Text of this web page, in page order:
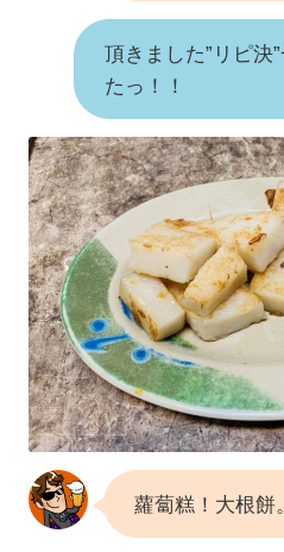
頂きました”リピ決
たっ！！
蘿蔔糕！大根餅。